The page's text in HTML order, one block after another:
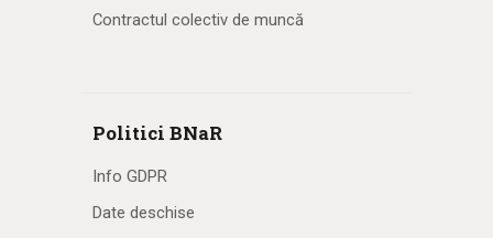
Contractul colectiv de muncă
Politici BNaR
Info GDPR
Date deschise